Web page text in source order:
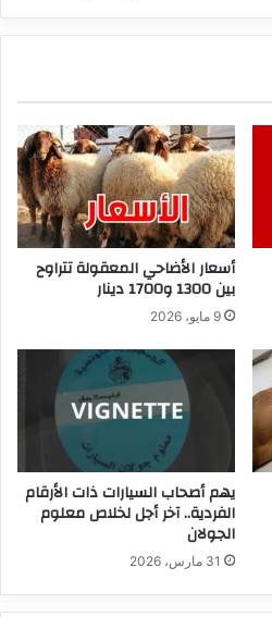
أسعار الأضاحي المعقولة تتراوح
بين 1300 و1700 دينار
9 مايو، 2026
يهم أصحاب السيارات ذات الأرقام
الفردية.. آخر أجل لخلاص معلوم
الجولان
31 مارس، 2026